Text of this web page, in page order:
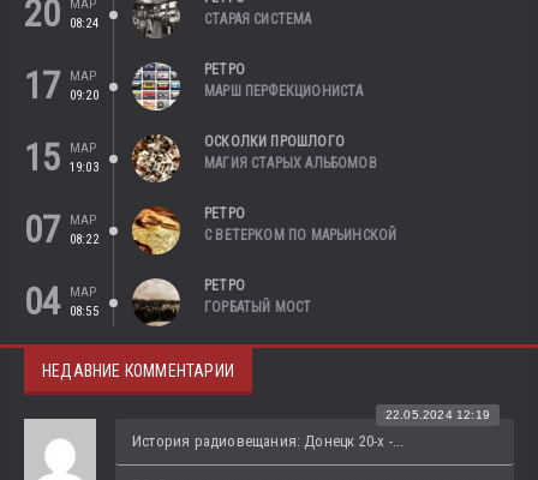
20
МАР
08:24
СТАРАЯ СИСТЕМА
17
МАР
09:20
РЕТРО
МАРШ ПЕРФЕКЦИОНИСТА
15
МАР
19:03
ОСКОЛКИ ПРОШЛОГО
МАГИЯ СТАРЫХ АЛЬБОМОВ
07
МАР
08:22
РЕТРО
С ВЕТЕРКОМ ПО МАРЬИНСКОЙ
04
МАР
08:55
РЕТРО
ГОРБАТЫЙ МОСТ
НЕДАВНИЕ КОММЕНТАРИИ
История радиовещания: Донецк 20-х -...
22.05.2024 12:19